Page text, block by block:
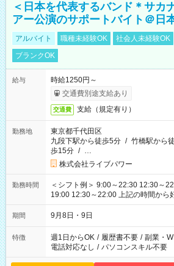
＜日本を代表するバンド＊サカ
アー公演のサポートバイト＠日
アルバイト 職種未経験OK 社会人未経験OK
ブランクOK
給与
時給1250円～
交通費別途支給あり
交通費 支給（規定有り）
勤務地
東京都千代田区
九段下駅から徒歩5分 / 竹橋駅から
歩15分 / …
株式会社ライブパワー
勤務時間
＜シフト例＞ 9:00～22:30 12:30～
19:00 12:30～22:00 上記の時間から好きな時間を選べます！ ※
時間は変更となる可能性があります
期間 9月8日・9日
特徴 週1日からOK / 履歴書不要 / 副業・
電話対応なし / パソコンスキル不要